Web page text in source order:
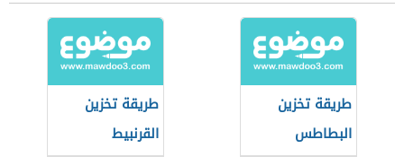
طريقة تخزين
البطاطس
طريقة تخزين
القرنبيط